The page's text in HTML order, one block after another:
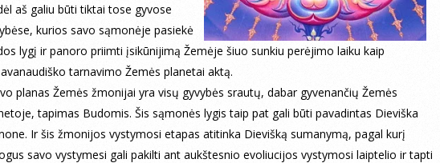
aš galiu būti tiktai tose gyvose
kurios savo sąmonėje pasiekė
lygį ir panoro priimti įsikūnijimą Žemėje šiuo sunkiu perėjimo laiku kaip
tarnavimo Žemės planetai aktą.
planas Žemės žmonijai yra visų gyvybės srautų, dabar gyvenančių Žemės
tapimas Budomis. Šis sąmonės lygis taip pat gali būti pavadintas Dieviška
Ir šis žmonijos vystymosi etapas atitinka Dievišką sumanymą, pagal kurį
savo vystymesi gali pakilti ant aukštesnio evoliucijos vystymosi laiptelio ir tapti